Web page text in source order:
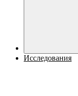
Исследования